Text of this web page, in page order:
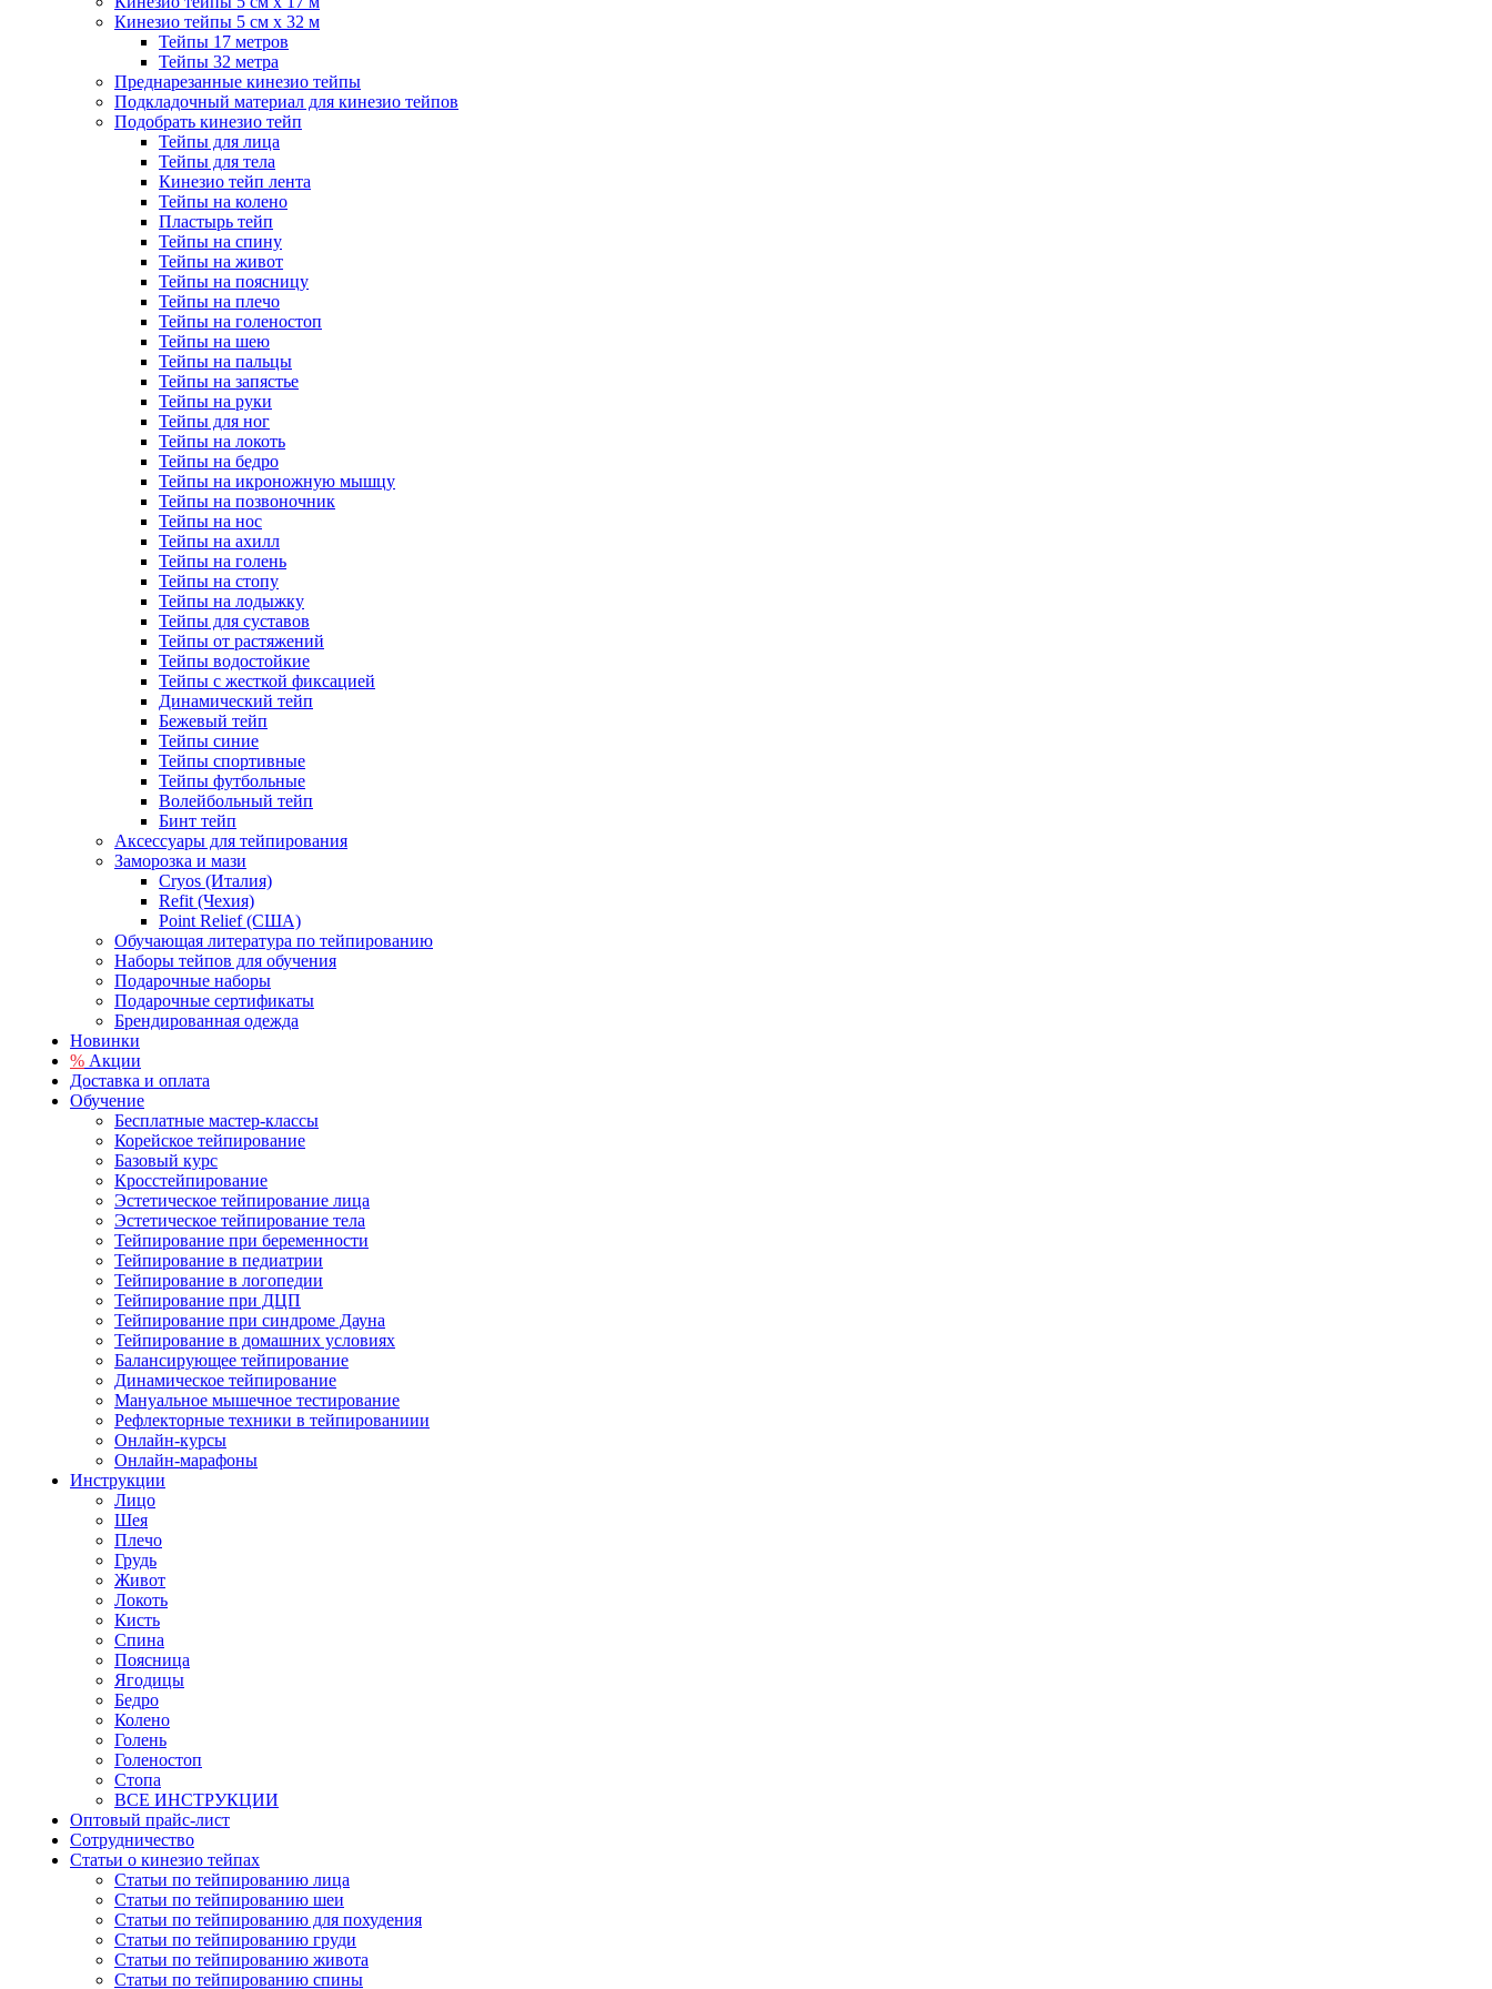
Кинезио тейпы 5 см х 32 м
Тейпы 17 метров
Тейпы 32 метра
Преднарезанные кинезио тейпы
Подкладочный материал для кинезио тейпов
Подобрать кинезио тейп
Тейпы для лица
Тейпы для тела
Кинезио тейп лента
Тейпы на колено
Пластырь тейп
Тейпы на спину
Тейпы на живот
Тейпы на поясницу
Тейпы на плечо
Тейпы на голеностоп
Тейпы на шею
Тейпы на пальцы
Тейпы на запястье
Тейпы на руки
Тейпы для ног
Тейпы на локоть
Тейпы на бедро
Тейпы на икроножную мышцу
Тейпы на позвоночник
Тейпы на нос
Тейпы на ахилл
Тейпы на голень
Тейпы на стопу
Тейпы на лодыжку
Тейпы для суставов
Тейпы от растяжений
Тейпы водостойкие
Тейпы с жесткой фиксацией
Динамический тейп
Бежевый тейп
Тейпы синие
Тейпы спортивные
Тейпы футбольные
Волейбольный тейп
Бинт тейп
Аксессуары для тейпирования
Заморозка и мази
Cryos (Италия)
Refit (Чехия)
Point Relief (США)
Обучающая литература по тейпированию
Наборы тейпов для обучения
Подарочные наборы
Подарочные сертификаты
Брендированная одежда
Новинки
% Акции
Доставка и оплата
Обучение
Бесплатные мастер-классы
Корейское тейпирование
Базовый курс
Кросстейпирование
Эстетическое тейпирование лица
Эстетическое тейпирование тела
Тейпирование при беременности
Тейпирование в педиатрии
Тейпирование в логопедии
Тейпирование при ДЦП
Тейпирование при синдроме Дауна
Тейпирование в домашних условиях
Балансирующее тейпирование
Динамическое тейпирование
Мануальное мышечное тестирование
Рефлекторные техники в тейпированиии
Онлайн-курсы
Онлайн-марафоны
Инструкции
Лицо
Шея
Плечо
Грудь
Живот
Локоть
Кисть
Спина
Поясница
Ягодицы
Бедро
Колено
Голень
Голеностоп
Стопа
ВСЕ ИНСТРУКЦИИ
Оптовый прайс-лист
Сотрудничество
Статьи о кинезио тейпах
Статьи по тейпированию лица
Статьи по тейпированию шеи
Статьи по тейпированию для похудения
Статьи по тейпированию груди
Статьи по тейпированию живота
Статьи по тейпированию спины